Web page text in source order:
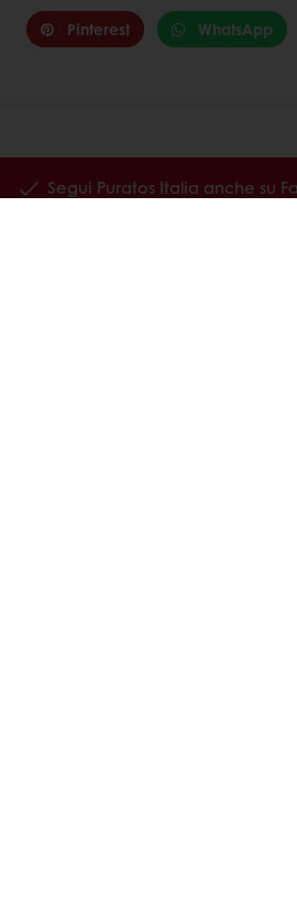
Pinterest WhatsApp
Segui Puratos Italia anche su